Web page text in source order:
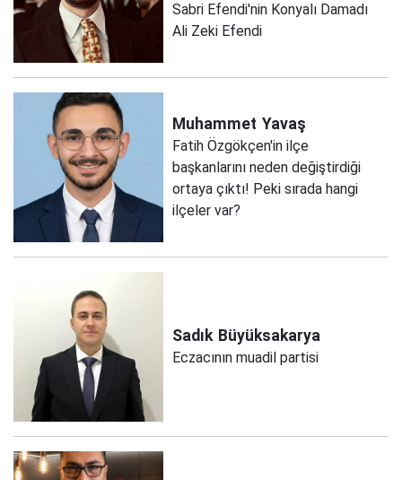
Sabri Efendi'nin Konyalı Damadı
Ali Zeki Efendi
Muhammet Yavaş
Fatih Özgökçen'in ilçe
başkanlarını neden değiştirdiği
ortaya çıktı! Peki sırada hangi
ilçeler var?
Sadık Büyüksakarya
Eczacının muadil partisi